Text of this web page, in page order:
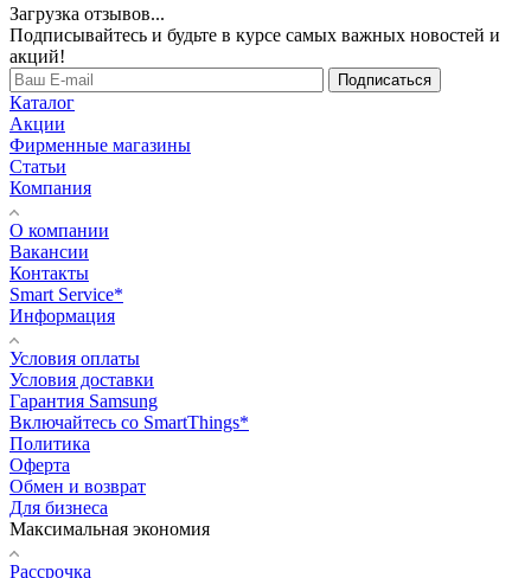
Загрузка отзывов...
Подписывайтесь и будьте в курсе самых важных новостей и
акций!
Подписаться
Каталог
Акции
Фирменные магазины
Статьи
Компания
О компании
Вакансии
Контакты
Smart Service*
Информация
Условия оплаты
Условия доставки
Гарантия Samsung
Включайтесь со SmartThings*
Политика
Оферта
Обмен и возврат
Для бизнеса
Максимальная экономия
Рассрочка